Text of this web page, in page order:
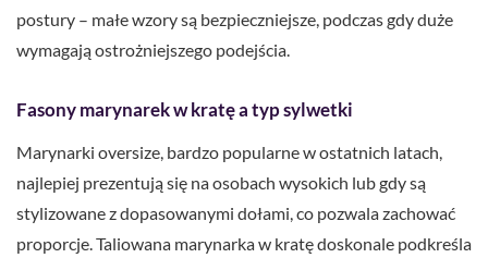
postury – małe wzory są bezpieczniejsze, podczas gdy duże
wymagają ostrożniejszego podejścia.
Fasony marynarek w kratę a typ sylwetki
Marynarki oversize, bardzo popularne w ostatnich latach,
najlepiej prezentują się na osobach wysokich lub gdy są
stylizowane z dopasowanymi dołami, co pozwala zachować
proporcje. Taliowana marynarka w kratę doskonale podkreśla